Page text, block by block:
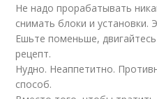
Не надо прорабатывать
снимать блоки и установки.
Ешьте поменьше,
рецепт.
Нудно. Неаппетитно.
способ.